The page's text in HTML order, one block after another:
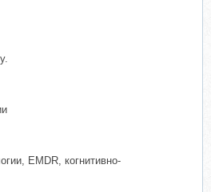
EMDR, когнитивно-